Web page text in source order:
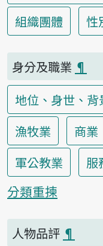
組織團體 性
身分及職業 ¶
地位、身世、背
漁牧業
商業
軍公教業
服
分類重揀
人物品評 ¶